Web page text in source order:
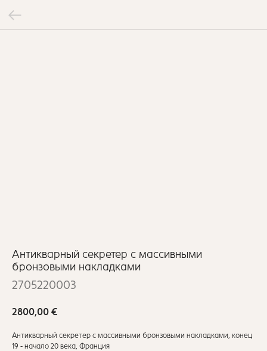
Антикварный секретер с массивными
бронзовыми накладками
2705220003
2800,00 €
Антикварный секретер с массивными бронзовыми накладками, конец
19 - начало 20 века, Франция